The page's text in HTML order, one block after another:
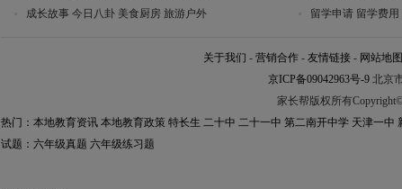
成长故事 今日八卦 美食厨房 旅游户外
留学申请 留学费用
关于我们 - 营销合作 - 友情链接 - 网站地图
京ICP备09042963号-9 北京
家长帮版权所有
热门： 本地教育资讯 本地教育政策 特长生 二十中 二十一中 第二南开中学 天津一中
试题： 六年级真题 六年级练习题